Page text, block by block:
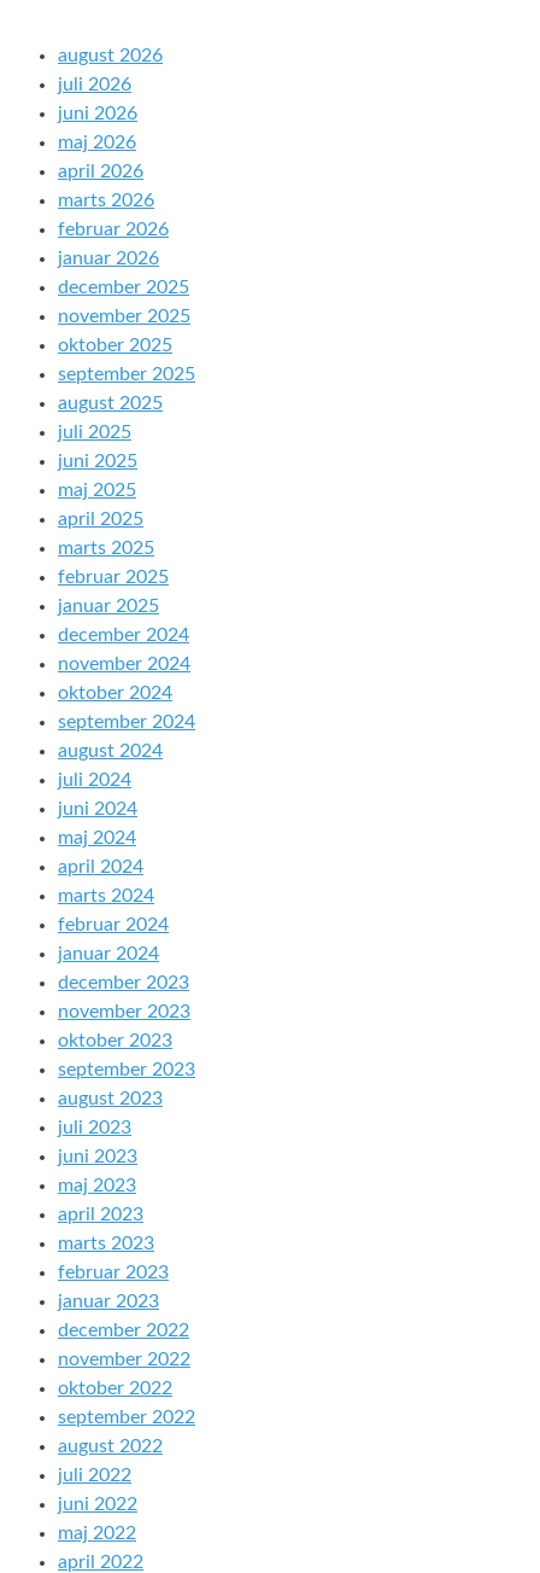
august 2026
juli 2026
juni 2026
maj 2026
april 2026
marts 2026
februar 2026
januar 2026
december 2025
november 2025
oktober 2025
september 2025
august 2025
juli 2025
juni 2025
maj 2025
april 2025
marts 2025
februar 2025
januar 2025
december 2024
november 2024
oktober 2024
september 2024
august 2024
juli 2024
juni 2024
maj 2024
april 2024
marts 2024
februar 2024
januar 2024
december 2023
november 2023
oktober 2023
september 2023
august 2023
juli 2023
juni 2023
maj 2023
april 2023
marts 2023
februar 2023
januar 2023
december 2022
november 2022
oktober 2022
september 2022
august 2022
juli 2022
juni 2022
maj 2022
april 2022